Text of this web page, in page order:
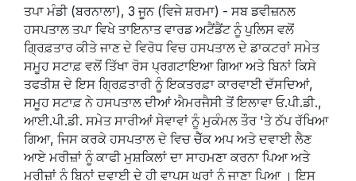
ਤਪਾ ਮੰਡੀ (ਬਰਨਾਲਾ), 3 ਜੂਨ (ਵਿਜੇ ਸ਼ਰਮਾ) - ਸਬ ਡਵੀਜ਼ਨਲ
ਹਸਪਤਾਲ ਤਪਾ ਵਿਖੇ ਤਾਇਨਾਤ ਵਾਰਡ ਅਟੈਂਡੈਂਟ ਨੂੰ ਪੁਲਿਸ ਵਲੋਂ
ਗ੍ਰਿਫ਼ਤਾਰ ਕੀਤੇ ਜਾਣ ਦੇ ਵਿਰੋਧ ਵਿਚ ਹਸਪਤਾਲ ਦੇ ਡਾਕਟਰਾਂ ਸਮੇਤ
ਸਮੂਹ ਸਟਾਫ਼ ਵਲੋਂ ਤਿੱਖਾ ਰੋਸ ਪ੍ਰਗਟਾਇਆ ਗਿਆ ਅਤੇ ਬਿਨਾਂ ਕਿਸੇ
ਤਫਤੀਸ਼ ਦੇ ਇਸ ਗ੍ਰਿਫ਼ਤਾਰੀ ਨੂੰ ਇਕਤਰਫ਼ਾ ਕਾਰਵਾਈ ਦੱਸਦਿਆਂ,
ਸਮੂਹ ਸਟਾਫ਼ ਨੇ ਹਸਪਤਾਲ ਦੀਆਂ ਐਮਰਜੈਸੀ ਤੋਂ ਇਲਾਵਾ ਓ.ਪੀ.ਡੀ.,
ਆਈ.ਪੀ.ਡੀ. ਸਮੇਤ ਸਾਰੀਆਂ ਸੇਵਾਵਾਂ ਨੂੰ ਮੁਕੰਮਲ ਤੌਰ 'ਤੇ ਠੱਪ ਰੱਖਿਆ
ਗਿਆ, ਜਿਸ ਕਰਕੇ ਹਸਪਤਾਲ ਦੇ ਵਿਚ ਚੈੱਕ ਅਪ ਅਤੇ ਦਵਾਈ ਲੈਣ
ਆਏ ਮਰੀਜ਼ਾਂ ਨੂੰ ਕਾਫੀ ਮੁਸ਼ਕਿਲਾਂ ਦਾ ਸਾਹਮਣਾ ਕਰਨਾ ਪਿਆ ਅਤੇ
ਮਰੀਜ਼ਾਂ ਨੂੰ ਬਿਨਾਂ ਦਵਾਈ ਦੇ ਹੀ ਵਾਪਸ ਘਰਾਂ ਨੂੰ ਜਾਣਾ ਪਿਆ । ਇਸ